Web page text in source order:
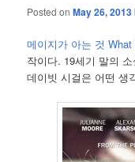
Posted onMay 26, 2013
메이지가 아는 것
작이다. 19세기 말의
데이빗 시걸은 어떤 생